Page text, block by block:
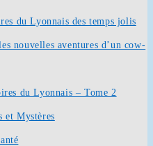
du Lyonnais des temps jolis
nouvelles aventures d’un cow-
du Lyonnais – Tome 2
Mystères